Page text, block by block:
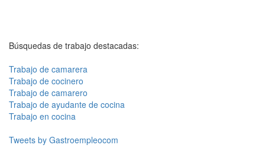
Búsquedas de trabajo destacadas:
Trabajo de camarera
Trabajo de cocinero
Trabajo de camarero
Trabajo de ayudante de cocina
Trabajo en cocina
Tweets by Gastroempleocom